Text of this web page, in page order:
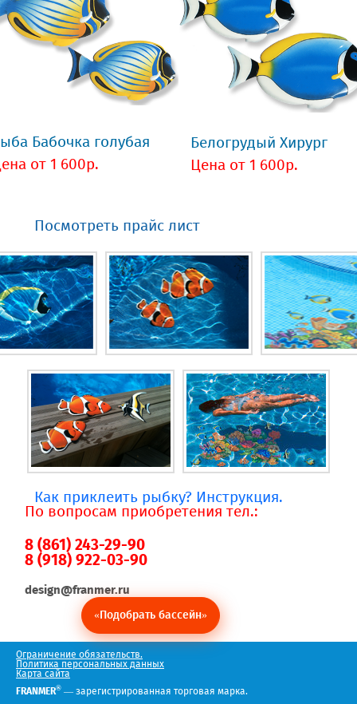
Бабочка голубая
от 1 600р.
Белогрудый Хирург
Цена от 1 600р.
Посмотреть прайс лист
Как приклеить рыбку? Инструкция.
По вопросам приобретения тел.:
8 (861) 243-29-90
8 (918) 922-03-90
design@franmer.ru
«Подобрать бассейн»
Ограничение обязательств.
Политика персональных данных
Карта сайта
FRANMER® — зарегистрированная торговая марка.